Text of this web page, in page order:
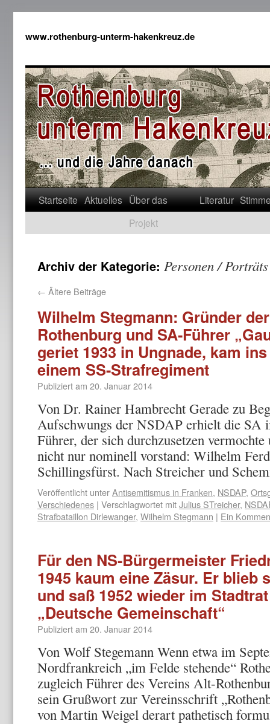
www.rothenburg-unterm-hakenkreuz.de
Startseite Aktuelles Über das
Projekt
Literatur
Archiv der Kategorie: Personen / Porträts
← Ältere Beiträge
Wilhelm Stegmann: Gründer
Rothenburg und SA-Führer
geriet 1933 in Ungnade, kam
einem SS-Strafregiment
Publiziert am 20. Januar 2014
Von Dr. Rainer Hambrecht Gerade zu
Aufschwungs der NSDAP erhielt die SA
Führer, der sich durchzusetzen
nicht nur nominell vorstand: Wilhelm
Schillingsfürst. Nach Streicher und
Veröffentlicht unterAntisemitismus in Franken, NSDAP,
Verschiedenes | Verschlagwortet mitJulius STreicher,
Strafbataillon Dirlewanger, Wilhelm Stegmann | Ein
Für den NS-Bürgermeister
1945 kaum eine Zäsur. Er blieb
und saß 1952 wieder im
„Deutsche Gemeinschaft“
Publiziert am 20. Januar 2014
Von Wolf Stegemann Wenn etwa im
Nordfrankreich „im Felde stehende“
zugleich Führer des Vereins Alt-
sein Grußwort zur Vereinsschrift
von Martin Weigel derart pathetisch